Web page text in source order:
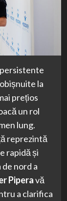
la
prețios
un rol
lung.
reprezintă
rapidă și
nord a
Piperavă
a clarifica